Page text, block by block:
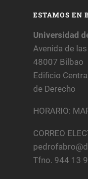
ESTAMOS EN
Universidad
Avenida de
48007 Bilbao
Edificio
de Derecho
HORARIO:
CORREO
Tfno. 944 13